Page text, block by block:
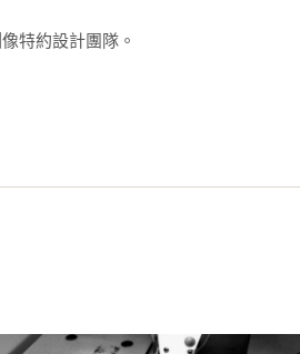
特約設計團隊。